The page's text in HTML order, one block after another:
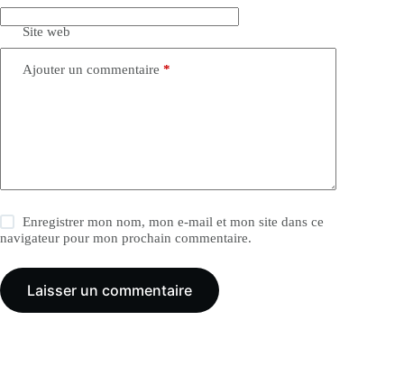
Site web
Ajouter un commentaire *
Enregistrer mon nom, mon e-mail et mon site dans ce
navigateur pour mon prochain commentaire.
Laisser un commentaire